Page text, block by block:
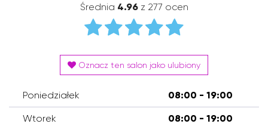
Średnia 4.96z 277 ocen
Oznacz ten salon jako ulubiony
Poniedziałek 08:00 - 19:00
Wtorek 08:00 - 19:00